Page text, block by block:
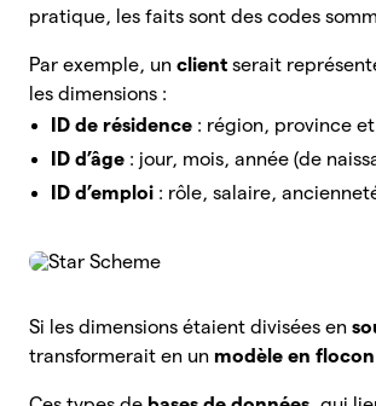
pratique, les faits sont des codes
Par exemple, unclientserait
les dimensions :
ID de résidence : région, province
ID d’âge : jour, mois, année (de
ID d’emploi : rôle, salaire,
Si les dimensions étaient divisées en
transformerait en un modèle en